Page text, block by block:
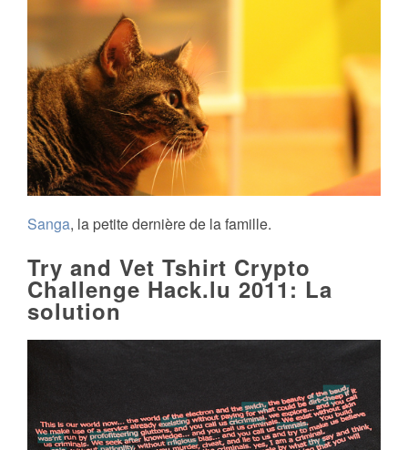
Sanga, la petite dernière de la famille.
Try and Vet Tshirt Crypto
Challenge Hack.lu 2011: La
solution